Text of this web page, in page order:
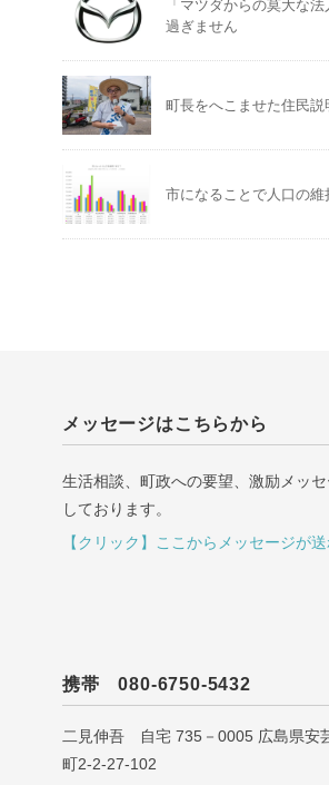
「マツダからの莫大な
過ぎません
町長をへこませた住民説
市になることで人口の維
メッセージはこちらから
生活相談、町政への要望、激励メッ
しております。
【クリック】ここからメッセージが
携帯 080-6750-5432
二見伸吾 自宅 735－0005 広島県安
町2-2-27-102